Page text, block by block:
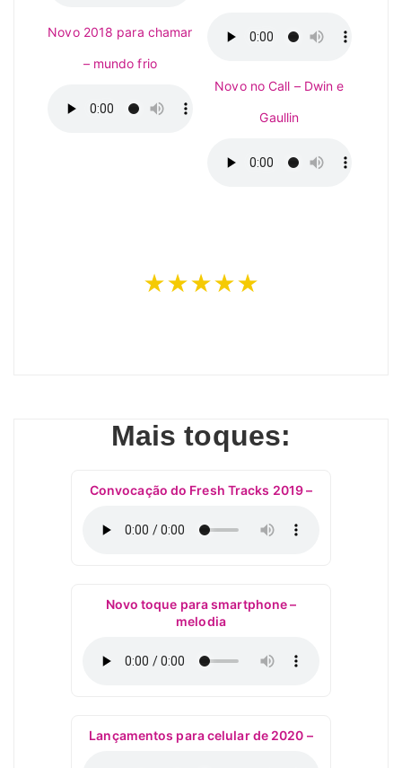
Novo 2018 para chamar
– mundo frio
Novo no Call – Dwin e
Gaullin
★★★★★
Mais toques:
Convocação do Fresh Tracks 2019 –
Novo toque para smartphone –
melodia
Lançamentos para celular de 2020 –